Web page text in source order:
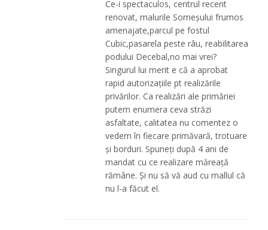
Ce-i spectaculos, centrul recent
renovat, malurile Someșului frumos
amenajate,parcul pe fostul
Cubic,pasarela peste râu, reabilitarea
podului Decebal,no mai vrei?
Singurul lui merit e că a aprobat
rapid autorizațiile pt realizările
privărilor. Ca realizări ale primăriei
putem enumera ceva străzi
asfaltate, calitatea nu comentez o
vedem în fiecare primăvară, trotuare
și borduri. Spuneți după 4 ani de
mandat cu ce realizare măreață
rămâne. Și nu să vă aud cu mallul că
nu l-a făcut el.